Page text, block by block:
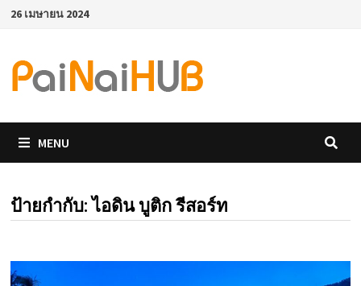
Skip26 เมษายน 2024
MENU
ป้ายกำกับ:ไอดิน บูติก รีสอร์ท